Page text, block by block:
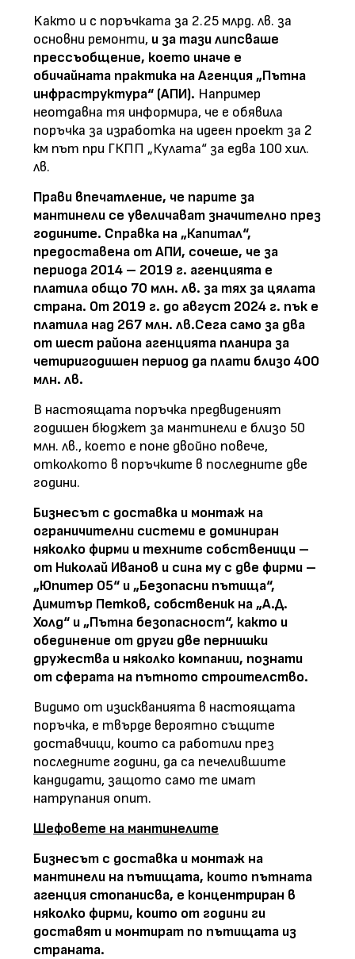
Kaкто и с поръчката за 2.25 млрд. лв. за
основни ремонти, и за тази липсваше
прессъобщение, което иначе е
обичайната практика на Агенция „Пътна
инфраструктура“ (АПИ). Например
неотдавна тя информира, че е обявила
поръчка за изработка на идеен проект за 2
км път при ГКПП „Кулата“ за едва 100 хил.
лв.
Прави впечатление, че парите за
мантинели се увеличават значително през
годините. Справка на „Капитал“,
предоставена от АПИ, сочеше, че за
периода 2014 – 2019 г. агенцията е
платила общо 70 млн. лв. за тях за цялата
страна. От 2019 г. до август 2024 г. пък е
платила над 267 млн. лв.Сега само за два
от шест района агенцията планира за
четиригодишен период да плати близо 400
млн. лв.
В настоящата поръчка предвиденият
годишен бюджет за мантинели е близо 50
млн. лв., което е поне двойно повече,
отколкото в поръчките в последните две
години.
Бизнесът с доставка и монтаж на
ограничителни системи е доминиран
няколко фирми и техните собственици –
от Николай Иванов и сина му с две фирми –
„Юпитер 05“ и „Безопасни пътища“,
Димитър Петков, собственик на „А.Д.
Холд“ и „Пътна безопасност“, както и
обединение от други две пернишки
дружества и няколко компании, познати
от сферата на пътното строителство.
Видимо от изискванията в настоящата
поръчка, е твърде вероятно същите
доставчици, които са работили през
последните години, да са печелившите
кандидати, защото само те имат
натрупания опит.
Шефовете на мантинелите
Бизнесът с доставка и монтаж на
мантинели на пътищата, които пътната
агенция стопанисва, е концентриран в
няколко фирми, които от години ги
доставят и монтират по пътищата из
страната.